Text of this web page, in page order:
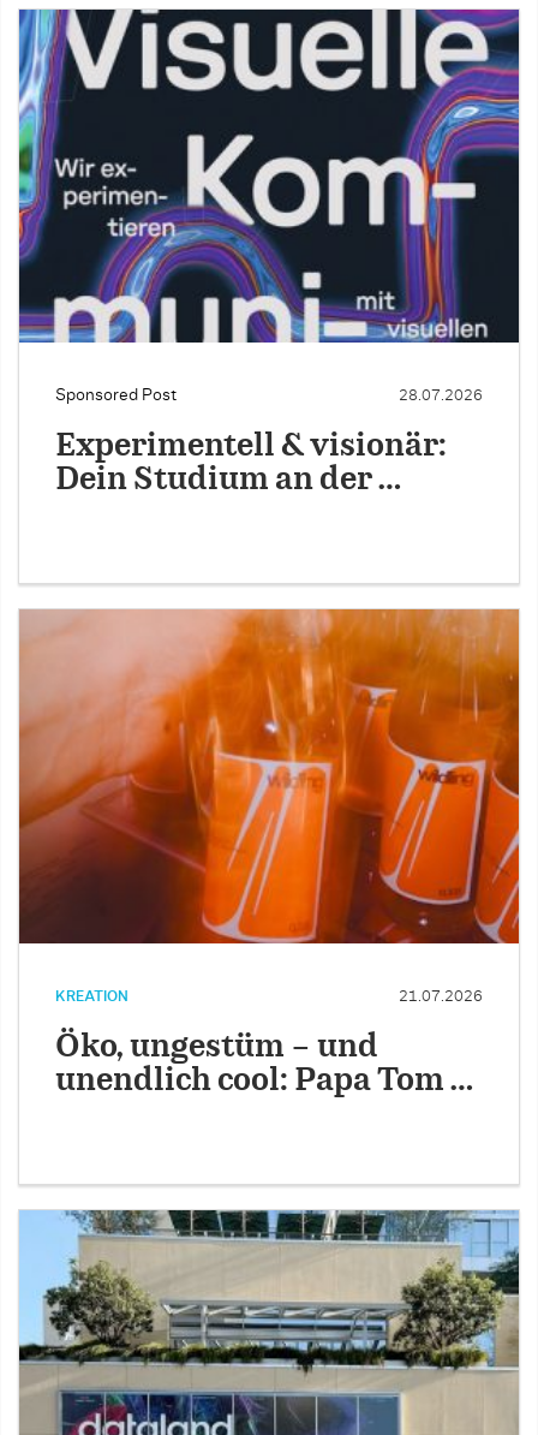
Sponsored Post 28.07.2026
Experimentell & visionär:
Dein Studium an der …
KREATION 21.07.2026
Öko, ungestüm – und
unendlich cool: Papa Tom …